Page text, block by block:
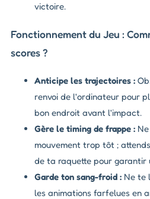
victoire.
Fonctionnement du Jeu :
scores ?
Anticipe les trajectoires :
renvoi de l'ordinateur pour
bon endroit avant l'impact.
Gère le timing de frappe :
mouvement trop tôt ;
de ta raquette pour garantir
Garde ton sang-froid : Ne te
les animations farfelues en